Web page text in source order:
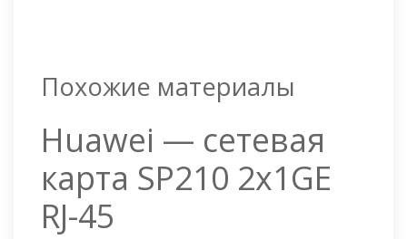
Похожие материалы
Huawei — сетевая
карта SP210 2x1GE
RJ-45